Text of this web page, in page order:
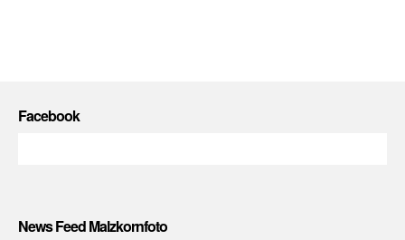
Facebook
News Feed Malzkornfoto